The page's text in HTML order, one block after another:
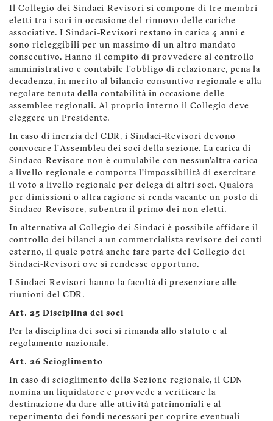
Il Collegio dei Sindaci-Revisori si compone di tre membri
eletti tra i soci in occasione del rinnovo delle cariche
associative. I Sindaci-Revisori restano in carica 4 anni e
sono rieleggibili per un massimo di un altro mandato
consecutivo. Hanno il compito di provvedere al controllo
amministrativo e contabile l’obbligo di relazionare, pena la
decadenza, in merito al bilancio consuntivo regionale e alla
regolare tenuta della contabilità in occasione delle
assemblee regionali. Al proprio interno il Collegio deve
eleggere un Presidente.
In caso di inerzia del CDR, i Sindaci-Revisori devono
convocare l’Assemblea dei soci della sezione. La carica di
Sindaco-Revisore non è cumulabile con nessun'altra carica
a livello regionale e comporta l’impossibilità di esercitare
il voto a livello regionale per delega di altri soci. Qualora
per dimissioni o altra ragione si renda vacante un posto di
Sindaco-Revisore, subentra il primo dei non eletti.
In alternativa al Collegio dei Sindaci è possibile affidare il
controllo dei bilanci a un commercialista revisore dei conti
esterno, il quale potrà anche fare parte del Collegio dei
Sindaci-Revisori ove si rendesse opportuno.
I Sindaci-Revisori hanno la facoltà di presenziare alle
riunioni del CDR.
Art. 25 Disciplina dei soci
Per la disciplina dei soci si rimanda allo statuto e al
regolamento nazionale.
Art. 26 Scioglimento
In caso di scioglimento della Sezione regionale, il CDN
nomina un liquidatore e provvede a verificare la
destinazione da dare alle attività patrimoniali e al
reperimento dei fondi necessari per coprire eventuali